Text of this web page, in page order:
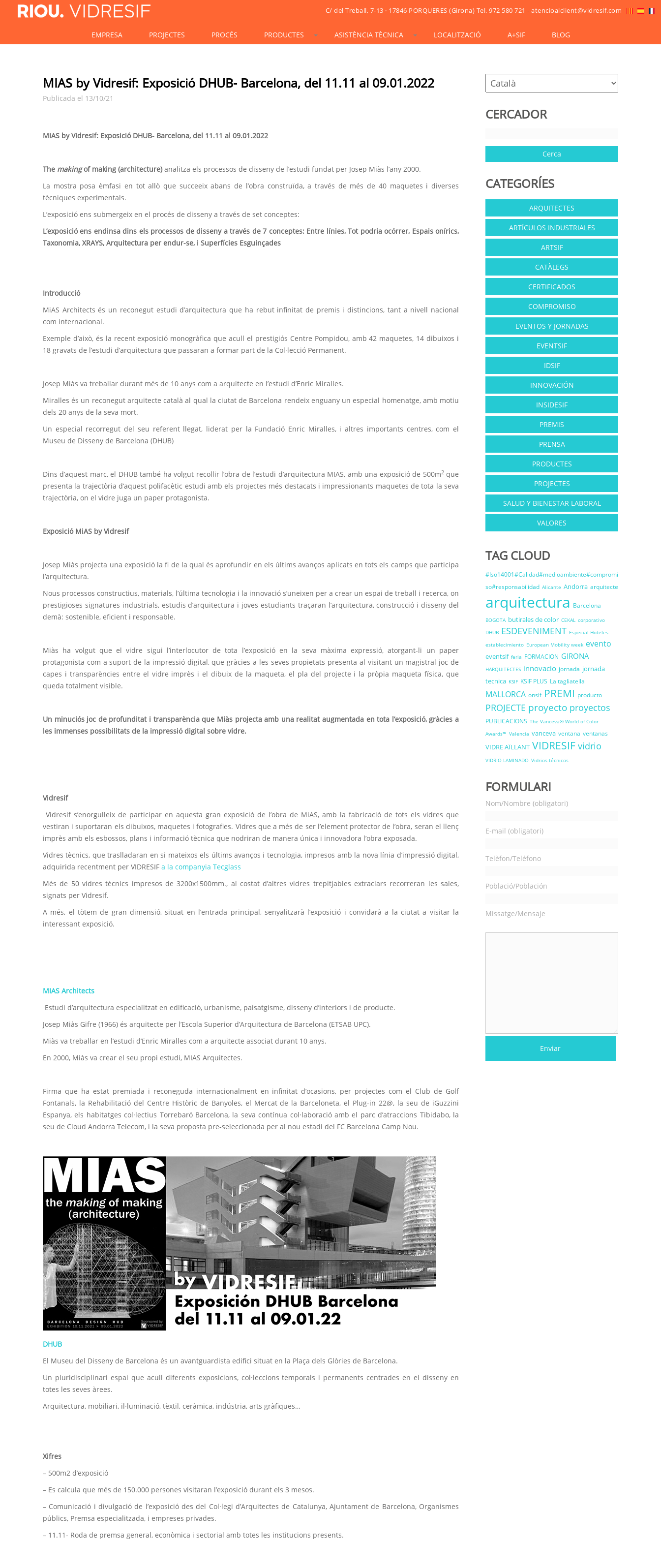
C/ del Treball, 7-13 · 17846 PORQUERES (Girona) Tel. 972 580 721 -atencioalclient@vidresif.com
EMPRESA PROJECTES PROCÉS PRODUCTES ASISTÈNCIA TÈCNICA LOCALITZACIÓ A+SIF BLOG
MIAS by Vidresif: Exposició DHUB- Barcelona, del 11.11 al 09.01.2022
Publicada el 13/10/21
MIAS by Vidresif: Exposició DHUB- Barcelona, del 11.11 al 09.01.2022
The makingof making (architecture) analitza els processos de disseny de l’estudi fundat per Josep Miàs l’any 2000.
La mostra posa èmfasi en tot allò que succeeix abans de l’obra construïda, a través de més de 40 maquetes i diverses
tècniques experimentals.
L’exposició ens submergeix en el procés de disseny a través de set conceptes:
L’exposició ens endinsa dins els processos de disseny a través de 7 conceptes: Entre línies, Tot podria ocórrer, Espais onírics,
Taxonomia, XRAYS, Arquitectura per endur-se, i Superfícies Esguinçades
Introducció
MiAS Architects és un reconegut estudi d’arquitectura que ha rebut infinitat de premis i distincions, tant a nivell nacional
com internacional.
Exemple d’això, és la recent exposició monogràfica que acull el prestigiós Centre Pompidou, amb 42 maquetes, 14 dibuixos i
18 gravats de l’estudi d’arquitectura que passaran a formar part de la Col·lecció Permanent.
Josep Miàs va treballar durant més de 10 anys com a arquitecte en l’estudi d’Enric Miralles.
Miralles és un reconegut arquitecte català al qual la ciutat de Barcelona rendeix enguany un especial homenatge, amb motiu
dels 20 anys de la seva mort.
Un especial recorregut del seu referent llegat, liderat per la Fundació Enric Miralles, i altres importants centres, com el
Museu de Disseny de Barcelona (DHUB)
Dins d’aquest marc, el DHUB també ha volgut recollir l’obra de l’estudi d’arquitectura MIAS, amb una exposició de 500m2que
presenta la trajectòria d’aquest polifacètic estudi amb els projectes més destacats i impressionants maquetes de tota la seva
trajectòria, on el vidre juga un paper protagonista.
Exposició MiAS by Vidresif
Josep Miàs projecta una exposició la fi de la qual és aprofundir en els últims avanços aplicats en tots els camps que participa
l’arquitectura.
Nous processos constructius, materials, l’última tecnologia i la innovació s’uneixen per a crear un espai de treball i recerca, on
prestigioses signatures industrials, estudis d’arquitectura i joves estudiants traçaran l’arquitectura, construcció i disseny del
demà: sostenible, eficient i responsable.
Miàs ha volgut que el vidre sigui l’interlocutor de tota l’exposició en la seva màxima expressió, atorgant-li un paper
protagonista com a suport de la impressió digital, que gràcies a les seves propietats presenta al visitant un magistral joc de
capes i transparències entre el vidre imprès i el dibuix de la maqueta, el pla del projecte i la pròpia maqueta física, que
queda totalment visible.
Un minuciós joc de profunditat i transparència que Miàs projecta amb una realitat augmentada en tota l’exposició, gràcies a
les immenses possibilitats de la impressió digital sobre vidre.
Vidresif
Vidresif s’enorgulleix de participar en aquesta gran exposició de l’obra de MiAS, amb la fabricació de tots els vidres que
vestiran i suportaran els dibuixos, maquetes i fotografies. Vidres que a més de ser l’element protector de l’obra, seran el llenç
imprès amb els esbossos, plans i informació tècnica que nodriran de manera única i innovadora l’obra exposada.
Vidres tècnics, que traslladaran en si mateixos els últims avanços i tecnologia, impresos amb la nova línia d’impressió digital,
adquirida recentment per VIDRESIF a la companyia Tecglass
Més de 50 vidres tècnics impresos de 3200x1500mm., al costat d’altres vidres trepitjables extraclars recorreran les sales,
signats per Vidresif.
A més, el tòtem de gran dimensió, situat en l’entrada principal, senyalitzarà l’exposició i convidarà a la ciutat a visitar la
interessant exposició.
MIAS Architects
Estudi d’arquitectura especialitzat en edificació, urbanisme, paisatgisme, disseny d’interiors i de producte.
Josep Miàs Gifre (1966) és arquitecte per l’Escola Superior d’Arquitectura de Barcelona (ETSAB UPC).
Miàs va treballar en l’estudi d’Enric Miralles com a arquitecte associat durant 10 anys.
En 2000, Miàs va crear el seu propi estudi, MIAS Arquitectes.
Firma que ha estat premiada i reconeguda internacionalment en infinitat d’ocasions, per projectes com el Club de Golf
Fontanals, la Rehabilitació del Centre Històric de Banyoles, el Mercat de la Barceloneta, el Plug-in 22@, la seu de iGuzzini
Espanya, els habitatges col·lectius Torrebaró Barcelona, la seva contínua col·laboració amb el parc d’atraccions Tibidabo, la
seu de Cloud Andorra Telecom, i la seva proposta pre-seleccionada per al nou estadi del FC Barcelona Camp Nou.
DHUB
El Museu del Disseny de Barcelona és un avantguardista edifici situat en la Plaça dels Glòries de Barcelona.
Un pluridisciplinari espai que acull diferents exposicions, col·leccions temporals i permanents centrades en el disseny en
totes les seves àrees.
Arquitectura, mobiliari, il·luminació, tèxtil, ceràmica, indústria, arts gràfiques…
Xifres
– 500m2 d’exposició
– Es calcula que més de 150.000 persones visitaran l’exposició durant els 3 mesos.
– Comunicació i divulgació de l’exposició des del Col·legi d’Arquitectes de Catalunya, Ajuntament de Barcelona, Organismes
públics, Premsa especialitzada, i empreses privades.
– 11.11- Roda de premsa general, econòmica i sectorial amb totes les institucions presents.
CERCADOR
CATEGORÍES
ARQUITECTES
ARTÍCULOS INDUSTRIALES
ARTSIF
CATÀLEGS
CERTIFICADOS
COMPROMISO
EVENTOS Y JORNADAS
EVENTSIF
IDSIF
INNOVACIÓN
INSIDESIF
PREMIS
PRENSA
PRODUCTES
PROJECTES
SALUD Y BIENESTAR LABORAL
VALORES
TAG CLOUD
#Iso14001#Calidad#medioambiente#compromi
so#responsabilidad Alicante Andorra arquitecte
arquitectura Barcelona
BOGOTA butirales de color CEKAL corporativo
DHUB ESDEVENIMENT Especial Hoteles
establecimiento European Mobility week evento
eventsif feria FORMACION GIRONA
HARQUITECTES innovacio jornada jornada
tecnica KSIF KSIF PLUS La tagliatella
MALLORCA onsif PREMI producto
PROJECTE proyecto proyectos
PUBLICACIONS The Vanceva® World of Color
Awards™ Valencia vanceva ventana ventanas
VIDRE AÏLLANT VIDRESIF vidrio
VIDRIO LAMINADO Vidrios técnicos
FORMULARI
Nom/Nombre (obligatori)
E-mail (obligatori)
Telèfon/Teléfono
Població/Población
Missatge/Mensaje